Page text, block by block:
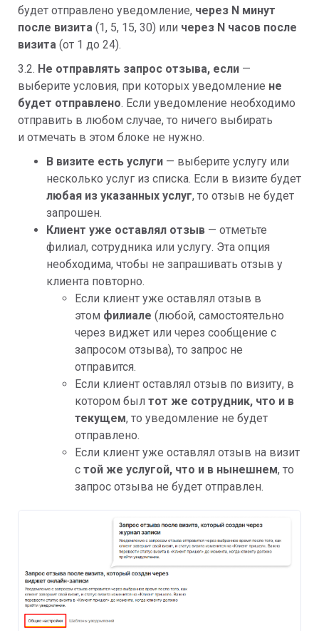
будет отправлено уведомление, через N минут
после визита (1, 5, 15, 30) или через N часов после
визита (от 1 до 24).
3.2. Не отправлять запрос отзыва, если —
выберите условия, при которых уведомление не
будет отправлено. Если уведомление необходимо
отправить в любом случае, то ничего выбирать
и отмечать в этом блоке не нужно.
В визите есть услуги — выберите услугу или
несколько услуг из списка. Если в визите будет
любая из указанных услуг, то отзыв не будет
запрошен.
Клиент уже оставлял отзыв — отметьте
филиал, сотрудника или услугу. Эта опция
необходима, чтобы не запрашивать отзыв у
клиента повторно.
Если клиент уже оставлял отзыв в
этом филиале (любой, самостоятельно
через виджет или через сообщение с
запросом отзыва), то запрос не
отправится.
Если клиент оставлял отзыв по визиту, в
котором был тот же сотрудник, что и в
текущем, то уведомление не будет
отправлено.
Если клиент уже оставлял отзыв на визит
с той же услугой, что и в нынешнем, то
запрос отзыва не будет отправлен.